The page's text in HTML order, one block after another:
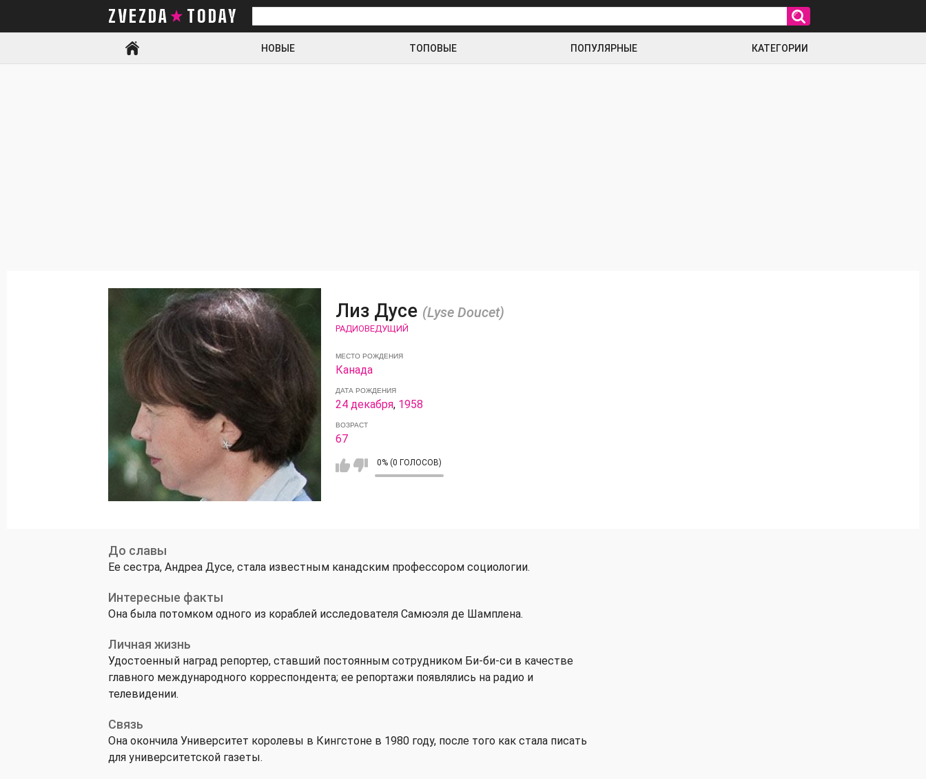
ZVEZDA TODAY
Искать
НОВЫЕ ТОПОВЫЕ ПОПУЛЯРНЫЕ КАТЕГОРИИ
Лиз Дусе (Lyse Doucet)
РАДИОВЕДУЩИЙ
МЕСТО РОЖДЕНИЯ
Канада
ДАТА РОЖДЕНИЯ
24 декабря, 1958
ВОЗРАСТ
67
0% (0 ГОЛОСОВ)
До славы
Ее сестра, Андреа Дусе, стала известным канадским профессором социологии.
Интересные факты
Она была потомком одного из кораблей исследователя Самюэля де Шамплена.
Личная жизнь
Удостоенный наград репортер, ставший постоянным сотрудником Би-би-си в качестве
главного международного корреспондента; ее репортажи появлялись на радио и
телевидении.
Связь
Она окончила Университет королевы в Кингстоне в 1980 году, после того как стала писать
для университетской газеты.